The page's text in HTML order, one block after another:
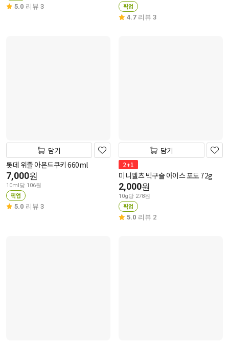
5.0 리뷰 3 픽업
4.7 리뷰 3
담기
롯데 위즐 아몬드쿠키 660ml
7,000원
10ml당 106원
픽업
5.0 리뷰 3
담기
2+1
미니멜츠 빅구슬 아이스 포도 72g
2,000원
10g당 278원
픽업
5.0 리뷰 2